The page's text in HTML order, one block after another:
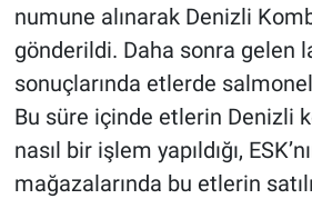
numune alınarak Denizli
gönderildi. Daha sonra gelen
sonuçlarında etlerde
Bu süre içinde etlerin Denizli
nasıl bir işlem yapıldığı,
mağazalarında bu etlerin